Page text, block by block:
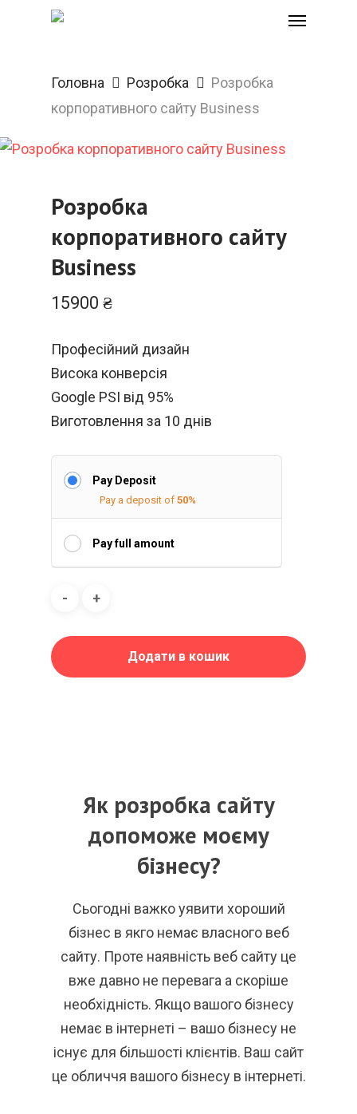
Головна Розробка
Розробка
корпоративного сайту Business
Розробка
корпоративного сайту
Business
15900 ₴
Професійний дизайн
Висока конверсія
Google PSI від 95%
Виготовлення за 10 днів
Pay Deposit
Pay a deposit of 50%
Pay full amount
Додати в кошик
Як розробка сайту
допоможе моєму
бізнесу?
Сьогодні важко уявити хороший
бізнес в якго немає власного веб
сайту. Проте наявність веб сайту це
вже давно не перевага а скоріше
необхідність. Якщо вашого бізнесу
немає в інтернеті – вашо бізнесу не
існує для більшості клієнтів. Ваш сайт
це обличчя вашого бізнесу в інтернеті.